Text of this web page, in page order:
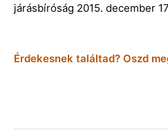
járásbíróság 2015. december
Érdekesnek találtad? Oszd